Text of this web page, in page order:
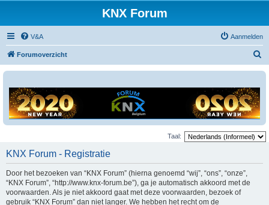
KNX Forum
V&A Aanmelden
Forumoverzicht
Taal:
KNX Forum - Registratie
Door het bezoeken van “KNX Forum” (hierna genoemd “wij”, “ons”, “onze”,
“KNX Forum”, “http://www.knx-forum.be”), ga je automatisch akkoord met de
voorwaarden. Als je niet akkoord gaat met deze voorwaarden, bezoek of
gebruik “KNX Forum” dan niet langer. We hebben het recht om de